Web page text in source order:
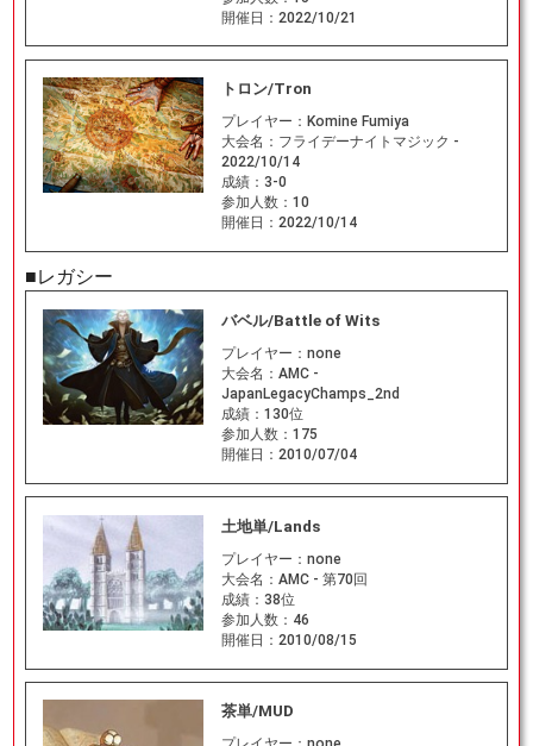
開催日： 2022/10/21
トロン/Tron
プレイヤー： Komine Fumiya
大会名： フライデーナイトマジック -
2022/10/14
成績： 3-0
参加人数： 10
開催日： 2022/10/14
■レガシー
バベル/Battle of Wits
プレイヤー： none
大会名： AMC -
JapanLegacyChamps_2nd
成績： 130位
参加人数： 175
開催日： 2010/07/04
土地単/Lands
プレイヤー： none
大会名： AMC - 第70回
成績： 38位
参加人数： 46
開催日： 2010/08/15
茶単/MUD